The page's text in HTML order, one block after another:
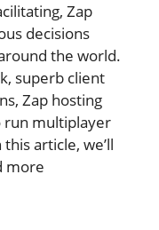
Zap
decisions
the world.
superb client
Zap hosting
run multiplayer
article, we’ll
more